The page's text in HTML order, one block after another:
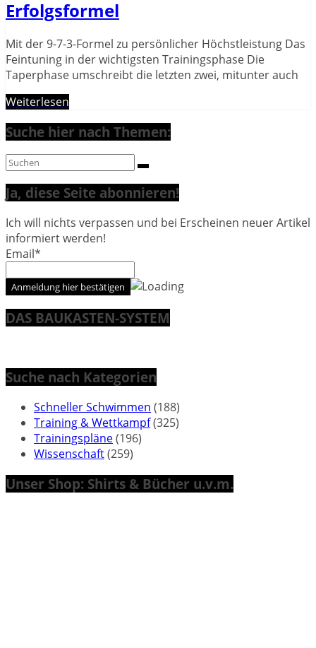
Erfolgsformel
Mit der 9-7-3-Formel zu persönlicher Höchstleistung Das
Feintuning in der wichtigsten Trainingsphase Die
Taperphase umschreibt die letzten zwei, mitunter auch
Weiterlesen
Suche hier nach Themen:
Ja, diese Seite abonnieren!
Ich will nichts verpassen und bei Erscheinen neuer Artikel
informiert werden!
Email*
DAS BAUKASTEN-SYSTEM
Suche nach Kategorien
Schneller Schwimmen (188)
Training & Wettkampf(325)
Trainingspläne(196)
Wissenschaft(259)
Unser Shop: Shirts & Bücher u.v.m.